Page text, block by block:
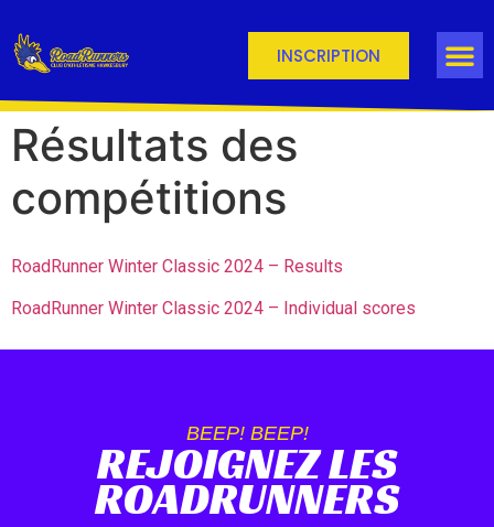
INSCRIPTION
Résultats des
compétitions
RoadRunner Winter Classic 2024 – Results
RoadRunner Winter Classic 2024 – Individual scores
BEEP! BEEP!
REJOIGNEZ LES
ROADRUNNERS